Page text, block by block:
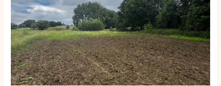
troostplekken
brengen
Asse
en
Grimbergen
tot
leven